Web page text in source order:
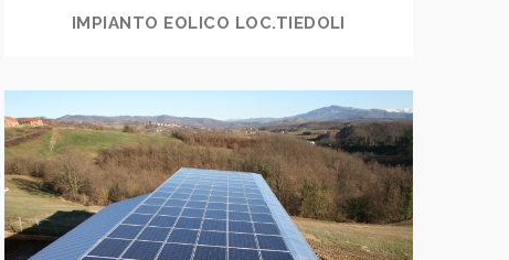
IMPIANTO EOLICO LOC.TIEDOLI